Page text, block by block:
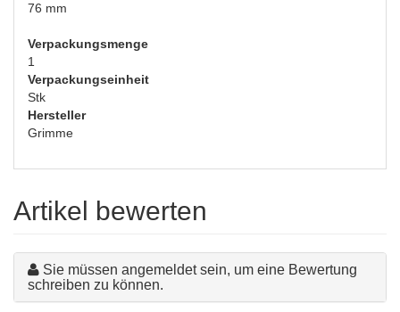
76 mm
Verpackungsmenge
1
Verpackungseinheit
Stk
Hersteller
Grimme
Artikel bewerten
Sie müssen angemeldet sein, um eine Bewertung
schreiben zu können.